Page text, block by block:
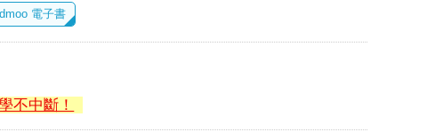
電子書
不中斷！